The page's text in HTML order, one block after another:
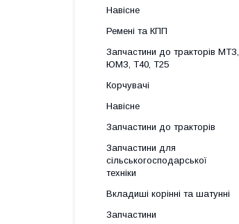
Навісне
Ремені та КПП
Запчастини до тракторів МТЗ,
ЮМЗ, Т40, Т25
Корчувачі
Навісне
Запчастини до тракторів
Запчастини для
сільськогосподарської
техніки
Вкладиші корінні та шатунні
Запчастини